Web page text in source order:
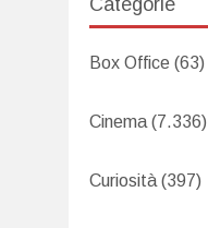
Box Office (63)
Cinema (7.336)
Curiosità (397)